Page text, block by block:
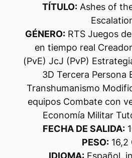
TÍTULO:Ashes of
GÉNERO: RTS Juegos
en tiempo real
(PvE) JcJ (PvP)
3D Tercera Persona
Transhumanismo
equipos Combate con
Economía Militar
FECHA DE SALIDA:
PESO:16,2
IDIOMA: Español,